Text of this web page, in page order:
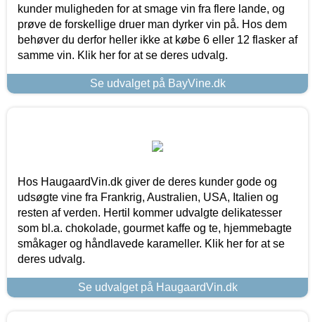
kunder muligheden for at smage vin fra flere lande, og
prøve de forskellige druer man dyrker vin på. Hos dem
behøver du derfor heller ikke at købe 6 eller 12 flasker af
samme vin. Klik her for at se deres udvalg.
Se udvalget på BayVine.dk
Hos HaugaardVin.dk giver de deres kunder gode og
udsøgte vine fra Frankrig, Australien, USA, Italien og
resten af verden. Hertil kommer udvalgte delikatesser
som bl.a. chokolade, gourmet kaffe og te, hjemmebagte
småkager og håndlavede karameller. Klik her for at se
deres udvalg.
Se udvalget på HaugaardVin.dk